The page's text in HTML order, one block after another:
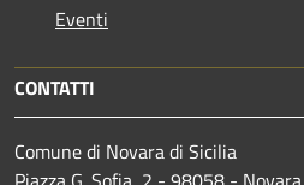
Eventi
CONTATTI
Comune di Novara di Sicilia